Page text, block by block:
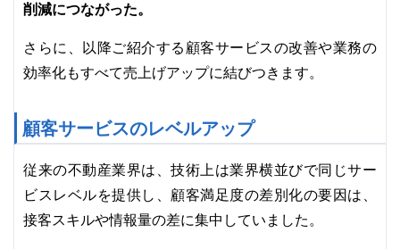
削減につながった。
さらに、以降ご紹介する顧客サービスの改善や業務の
効率化もすべて売上げアップに結びつきます。
顧客サービスのレベルアップ
従来の不動産業界は、技術上は業界横並びで同じサー
ビスレベルを提供し、顧客満足度の差別化の要因は、
接客スキルや情報量の差に集中していました。